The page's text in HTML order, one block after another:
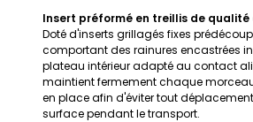
Insert préformé en treillis de qualité
Doté d'inserts grillagés fixes
comportant des rainures encastrées
plateau intérieur adapté au contact
maintient fermement chaque
en place afin d'éviter tout
surface pendant le transport.